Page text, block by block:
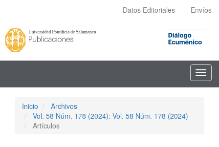
principal
Barra
lateral
Datos Editoriales Envíos
Inicio
Archivos
Vol. 58 Núm. 178 (2024): Vol. 58 Núm. 178 (2024)
Artículos